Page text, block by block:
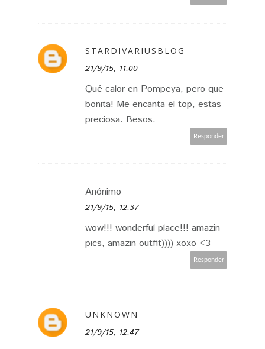
STARDIVARIUSBLOG
21/9/15, 11:00
Qué calor en Pompeya, pero que
bonita! Me encanta el top, estas
preciosa. Besos.
Responder
Anónimo
21/9/15, 12:37
wow!!! wonderful place!!! amazin
pics, amazin outfit)))) xoxo <3
Responder
UNKNOWN
21/9/15, 12:47